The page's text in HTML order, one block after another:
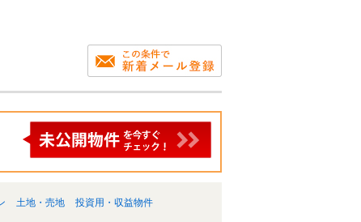
土地・売地 投資用・収益物件